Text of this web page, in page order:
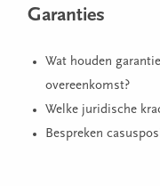
Garanties
Wat houden
overeenkomst?
Welke juridische
Bespreken